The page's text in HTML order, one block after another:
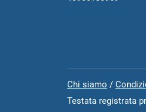
Chi siamo /
Testata registrata